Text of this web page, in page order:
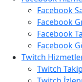
Facebook
Facebook
Facebook
Facebook
Twitch
Twitch